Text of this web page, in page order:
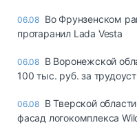
06.08 Во Фрунзенском
протаранил Lada Vesta
06.08 В Воронежской
100 тыс. руб. за
06.08 В Тверской
фасад логокомплекса